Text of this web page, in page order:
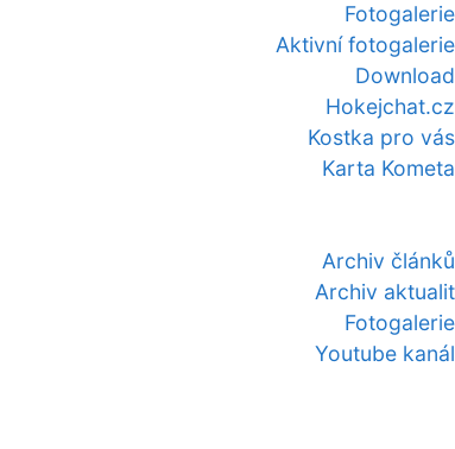
Fotogalerie
Aktivní fotogalerie
Download
Hokejchat.cz
Kostka pro vás
Karta Kometa
Archiv článků
Archiv aktualit
Fotogalerie
Youtube kanál